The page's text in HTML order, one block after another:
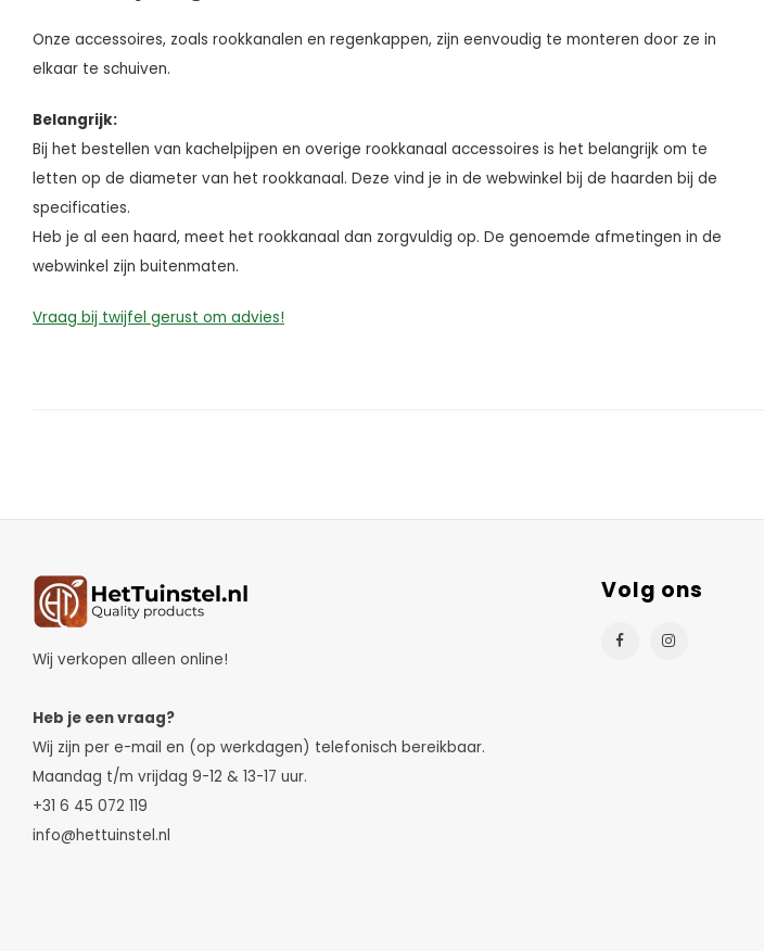
Onze accessoires, zoals rookkanalen en regenkappen, zijn eenvoudig te monteren door ze in
elkaar te schuiven.
Belangrijk:
Bij het bestellen van kachelpijpen en overige rookkanaal accessoires is het belangrijk om te
letten op de diameter van het rookkanaal. Deze vind je in de webwinkel bij de haarden bij de
specificaties.
Heb je al een haard, meet het rookkanaal dan zorgvuldig op. De genoemde afmetingen in de
webwinkel zijn buitenmaten.
Vraag bij twijfel gerust om advies!
Wij verkopen alleen online!
Heb je een vraag?
Wij zijn per e-mail en (op werkdagen) telefonisch bereikbaar.
Maandag t/m vrijdag 9-12 & 13-17 uur.
+31 6 45 072 119
info@hettuinstel.nl
Volg ons